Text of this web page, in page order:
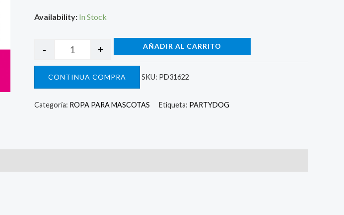
Availability: In Stock
- + AÑADIR AL CARRITO
CONTINUA COMPRA SKU: PD31622
Categoría: ROPA PARA MASCOTAS Etiqueta: PARTYDOG